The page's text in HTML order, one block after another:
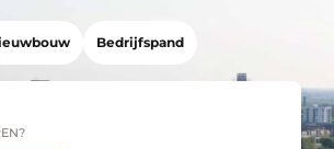
Bedrijfspand